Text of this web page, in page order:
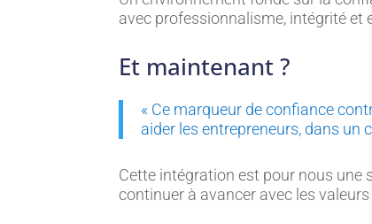
avec professionnalisme, intégrité et
Et maintenant ?
« Ce marqueur de confiance
aider les entrepreneurs, dans un
Cette intégration est pour nous une
continuer à avancer avec les